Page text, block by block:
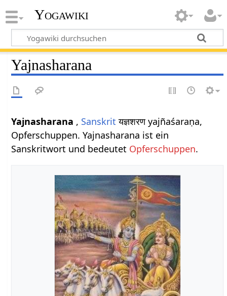
Yogawiki
Yajnasharana
Yajnasharana , Sanskrit यज्ञशरण yajñaśaraṇa,
Opferschuppen. Yajnasharana ist ein
Sanskritwort und bedeutet Opferschuppen.